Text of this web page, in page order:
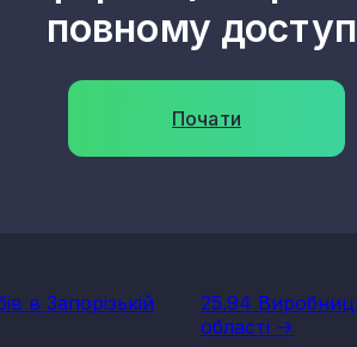
повному
Почати
в Запорізькій
25.94
області ->